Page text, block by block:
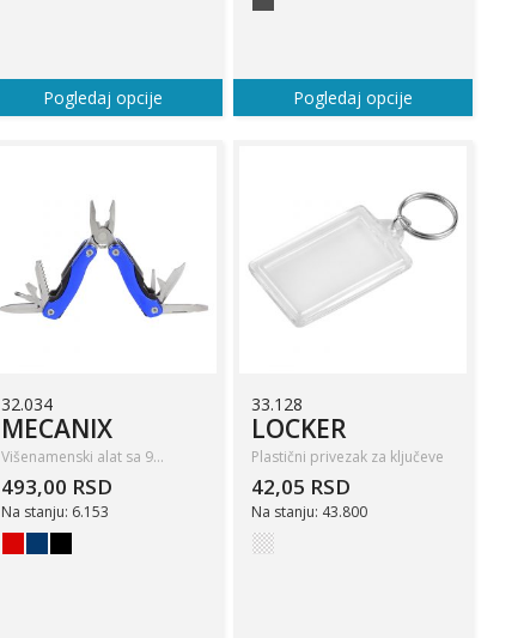
Pogledaj opcije Pogledaj opcije
32.034
MECANIX
Višenamenski alat sa 9…
493,00 RSD
Na stanju: 6.153
33.128
LOCKER
Plastični privezak za ključeve
42,05 RSD
Na stanju: 43.800